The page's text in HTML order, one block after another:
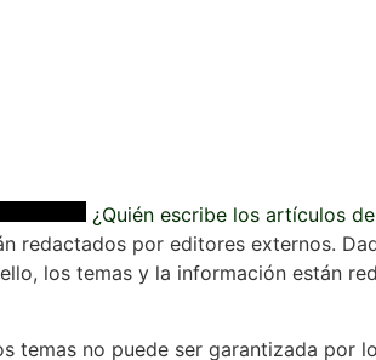
¿Quién escribe los artículos
redactados por editores externos.
los temas y la información están
no puede ser garantizada por